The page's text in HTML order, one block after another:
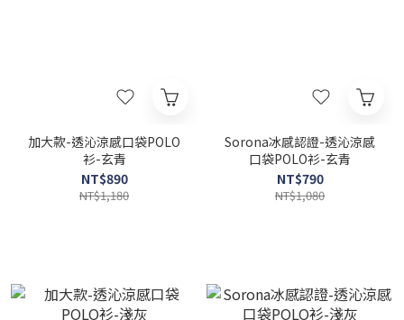
加大款-透沁涼感口袋POLO
衫-玄青
NT$890
NT$1,180
Sorona冰感認證-透沁涼感
口袋POLO衫-玄青
NT$790
NT$1,080